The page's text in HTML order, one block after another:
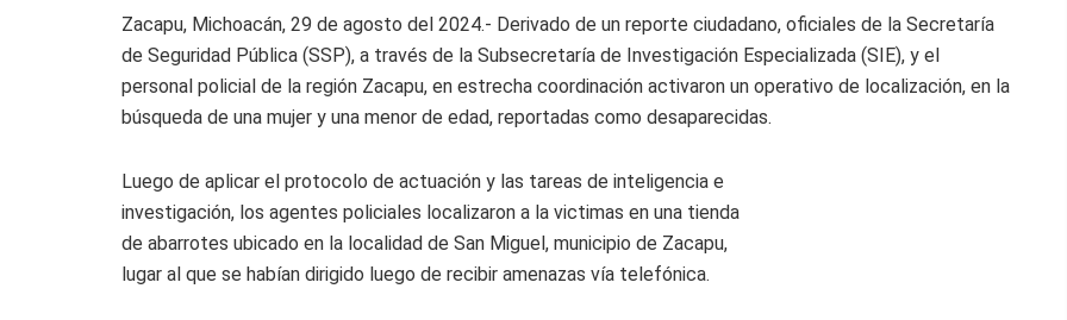
Zacapu, Michoacán, 29 de agosto del 2024.- Derivado de un reporte ciudadano, oficiales de la Secretaría
de Seguridad Pública (SSP), a través de la Subsecretaría de Investigación Especializada (SIE), y el
personal policial de la región Zacapu, en estrecha coordinación activaron un operativo de localización, en la
búsqueda de una mujer y una menor de edad, reportadas como desaparecidas.
Luego de aplicar el protocolo de actuación y las tareas de inteligencia e
investigación, los agentes policiales localizaron a la victimas en una tienda
de abarrotes ubicado en la localidad de San Miguel, municipio de Zacapu,
lugar al que se habían dirigido luego de recibir amenazas vía telefónica.